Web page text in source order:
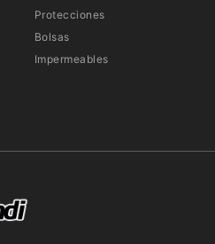
Protecciones
Bolsas
Impermeables